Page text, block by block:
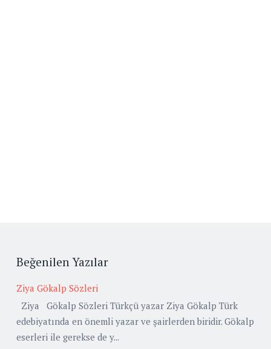
Beğenilen Yazılar
Ziya Gökalp Sözleri
Ziya Gökalp Sözleri Türkçü yazar Ziya Gökalp Türk
edebiyatında en önemli yazar ve şairlerden biridir. Gökalp
eserleri ile gerekse de y...